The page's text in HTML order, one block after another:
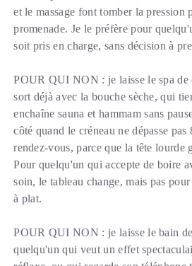
et le massage font tomber la pression
promenade. Je le préfère pour
soit pris en charge, sans décision à
POUR QUI NON : je laisse le spa de
sort déjà avec la bouche sèche, qui
enchaîne sauna et hammam sans
côté quand le créneau ne dépasse
rendez-vous, parce que la tête lourde
Pour quelqu'un qui accepte de boire
soin, le tableau change, mais pas
à plat.
POUR QUI NON : je laisse le bain
quelqu'un qui veut un effet